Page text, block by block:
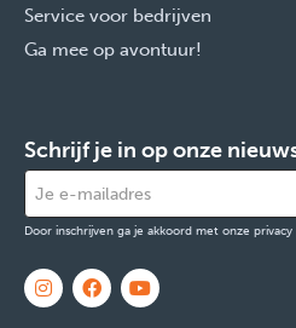
Service voor bedrijven
Ga mee op avontuur!
Schrijf je in op onze
Door inschrijven ga je akkoord met onze privacy